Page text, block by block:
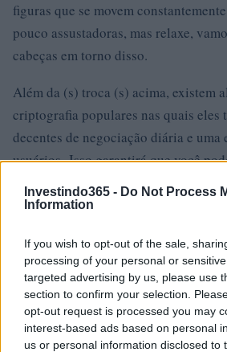
Investindo365 - Do Not Process
Information
If you wish to opt-out of the sale,
processing of your personal or
targeted advertising by us, please use
section to confirm your selection.
opt-out request is processed you may
interest-based ads based on personal
us or personal information disclosed to
figuras que se movem
pouco assustadoras, mas relaxe,
cabeças em torno disso.
Além da (s) troca (s) acima, existem
criptografia populares nas quais eles
decentes de negociação diária e uma
usuários. Isso garantirá que você
moedas a qualquer momento e as
mais baixas. É sugerido que você
atrairá uma grande quantidade de
dos usuários de lá, o que significa
oportunidades de negociação!
Binance